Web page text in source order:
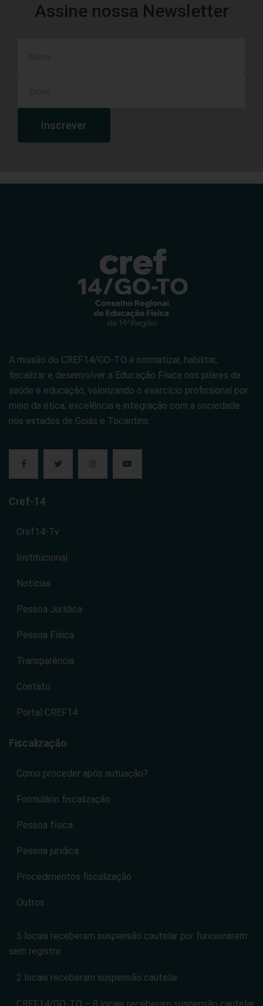
Assine nossa Newsletter
Inscrever
A missão do CREF14/GO-TO é normatizar, habilitar,
fiscalizar e desenvolver a Educação Física nos pilares da
saúde e educação, valorizando o exercício profissional por
meio da ética, excelência e integração com a sociedade
nos estados de Goiás e Tocantins.
Cref-14
Cref14-Tv
Institucional
Notícias
Pessoa Jurídica
Pessoa Física
Transparência
Contato
Portal CREF14
Fiscalização
Como proceder após autuação?
Formulário fiscalização
Pessoa física
Pessoa jurídica
Procedimentos fiscalização
Outros
5 locais receberam suspensão cautelar por funcionarem
sem registro
2 locais receberam suspensão cautelar